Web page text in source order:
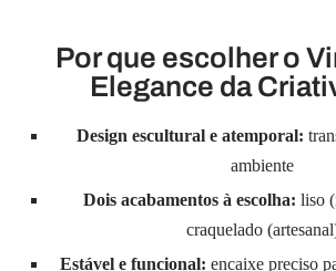
Por que escolher o
Elegance da
Design escultural e atemporal:
ambiente
Dois acabamentos à escolha: liso
craquelado
Estável e funcional: encaixe preciso